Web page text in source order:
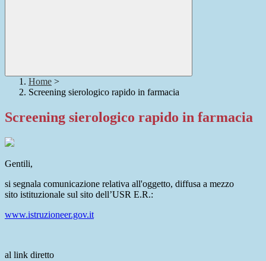
Home >
Screening sierologico rapido in farmacia
Screening sierologico rapido in farmacia
Gentili,
si segnala comunicazione relativa all'oggetto, diffusa a mezzo
sito istituzionale sul sito dell’USR E.R.:
www.istruzioneer.gov.it
al link diretto